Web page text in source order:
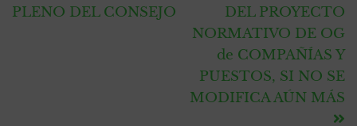
PLENO DEL CONSEJO
DEL PROYECTO
NORMATIVO DE OG
de COMPAÑÍAS Y
PUESTOS, SI NO SE
MODIFICA AÚN MÁS